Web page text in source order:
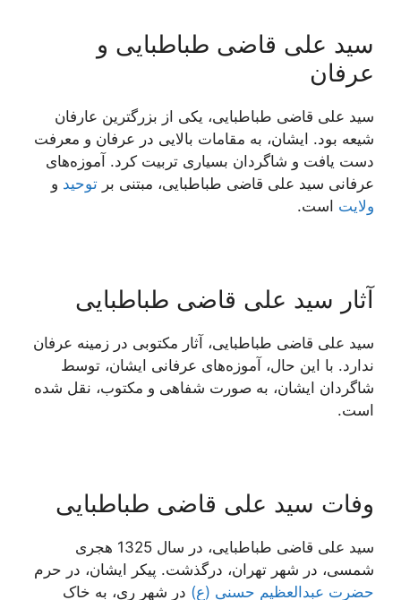
سید علی قاضی طباطبایی و
عرفان
سید علی قاضی طباطبایی، یکی از بزرگترین عارفان
شیعه بود. ایشان، به مقامات بالایی در عرفان و معرفت
دست یافت و شاگردان بسیاری تربیت کرد. آموزه‌های
عرفانی سید علی قاضی طباطبایی، مبتنی بر توحید و
ولایت است.
آثار سید علی قاضی طباطبایی
سید علی قاضی طباطبایی، آثار مکتوبی در زمینه عرفان
ندارد. با این حال، آموزه‌های عرفانی ایشان، توسط
شاگردان ایشان، به صورت شفاهی و مکتوب، نقل شده
است.
وفات سید علی قاضی طباطبایی
سید علی قاضی طباطبایی، در سال 1325 هجری
شمسی، در شهر تهران، درگذشت. پیکر ایشان، در حرم
حضرت عبدالعظیم حسنی (ع) در شهر ری، به خاک